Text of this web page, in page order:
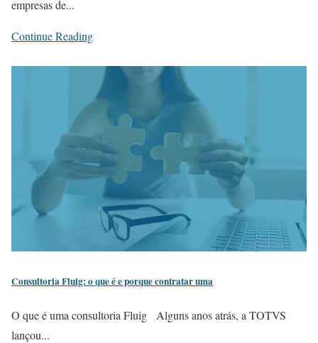
empresas de...
Continue Reading
Consultoria Fluig: o que é e porque contratar uma
O que é uma consultoria Fluig Alguns anos atrás, a TOTVS
lançou...